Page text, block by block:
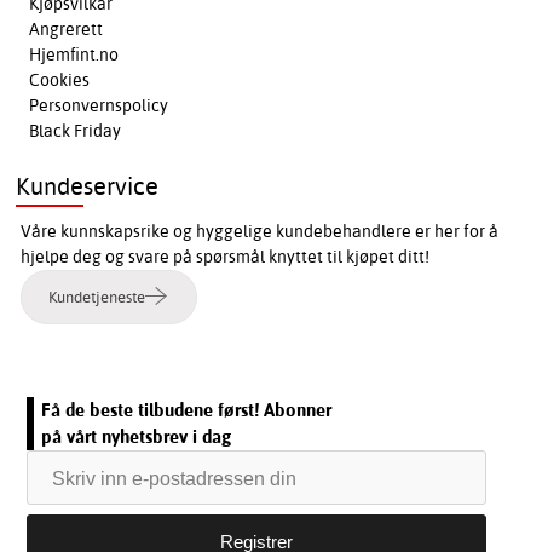
Angrerett
Hjemfint.no
Cookies
Personvernspolicy
Black Friday
Kundeservice
Våre kunnskapsrike og hyggelige kundebehandlere er her for å
hjelpe deg og svare på spørsmål knyttet til kjøpet ditt!
Kundetjeneste
Få de beste tilbudene først! Abonner
på vårt nyhetsbrev i dag